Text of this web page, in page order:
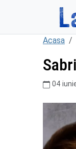
Acasa
04